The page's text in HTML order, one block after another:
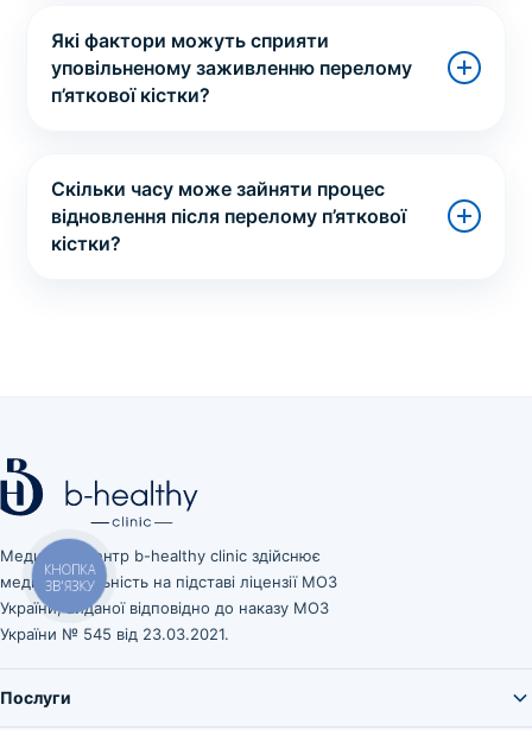
Які фактори можуть сприяти
уповільненому заживленню перелому
п’яткової кістки?
Скільки часу може зайняти процес
відновлення після перелому п’яткової
кістки?
Медичний центр b-healthy clinic здійснює
медичну діяльність на підставі ліцензії МОЗ
України, виданої відповідно до наказу МОЗ
України № 545 від 23.03.2021.
Послуги
КНОПКА
ЗВ'ЯЗКУ